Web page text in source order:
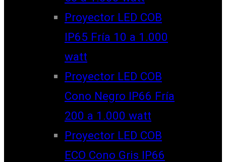
Proyector LED COB
IP65 Fría 10 a 1.000
watt
Proyector LED COB
Cono Negro IP66 Fría
200 a 1.000 watt
Proyector LED COB
ECO Cono Gris IP66